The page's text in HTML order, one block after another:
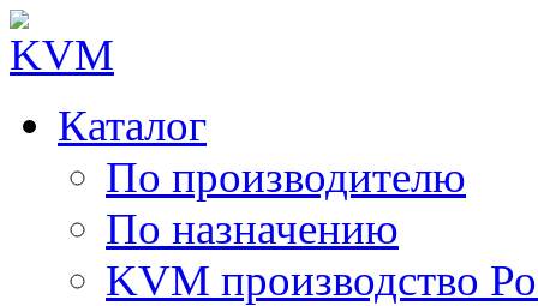
Каталог
По производителю
По назначению
KVM производство